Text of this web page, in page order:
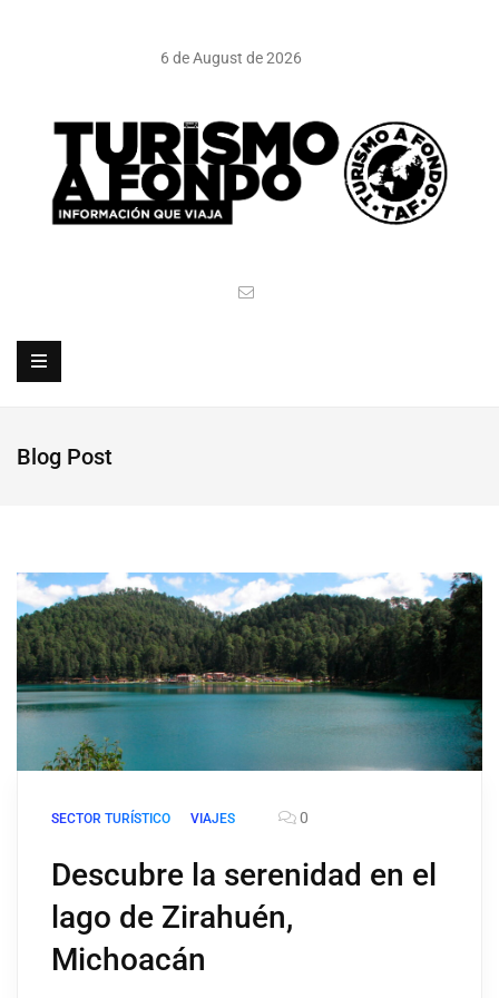
6 de August de 2026
Blog Post
SECTOR TURÍSTICO VIAJES 0
Descubre la serenidad en el
lago de Zirahuén,
Michoacán